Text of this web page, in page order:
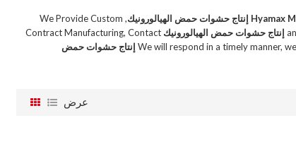
Hyamax إنتاج حشوات حمض الهيالورونيك , We Provide Custom
إنتاج حشوات حمض الهيالورونيك Contract Manufacturing, Contact
إنتاج حشوات حمض
عرض